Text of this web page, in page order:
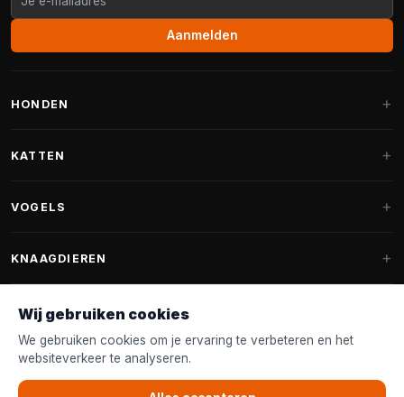
Aanmelden
HONDEN
Fantail hondenmanden
Hondenspeelgoed
Halsband & Lijn
Shampoo & Verzorging
KATTEN
Krabpalen voor Maine Coon
Kattenmanden
VOGELS
Vogelvoer binnenvogels
Voederhuisjes
Nestkastjes & Nesting
Tuinvogelvoer
KNAAGDIEREN
Knaagdierenvoer
Accessoires
KLANTENSERVICE
Wij gebruiken cookies
We gebruiken cookies om je ervaring te verbeteren en het
websiteverkeer te analyseren.